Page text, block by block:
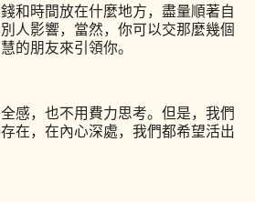
和時間放在什麼地方，盡量順著自
人影響，當然，你可以交那麼幾個
的朋友來引領你。
感，也不用費力思考。但是，我們
在，在內心深處，我們都希望活出